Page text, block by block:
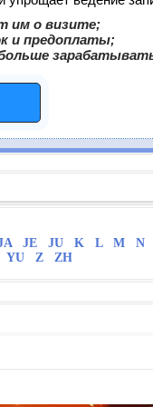
им о визите;
и предоплаты;
JE JU K L M N
YU
Z ZH